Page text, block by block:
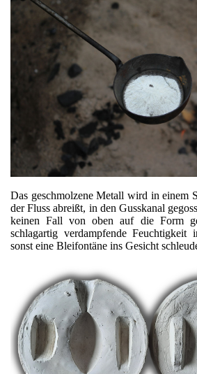
Das geschmolzene Metall wird in einem
der Fluss abreißt, in den Gusskanal
keinen Fall von oben auf die Form
schlagartig verdampfende
sonst eine Bleifontäne ins Gesicht